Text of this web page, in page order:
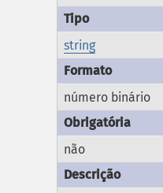
string
número binário
não